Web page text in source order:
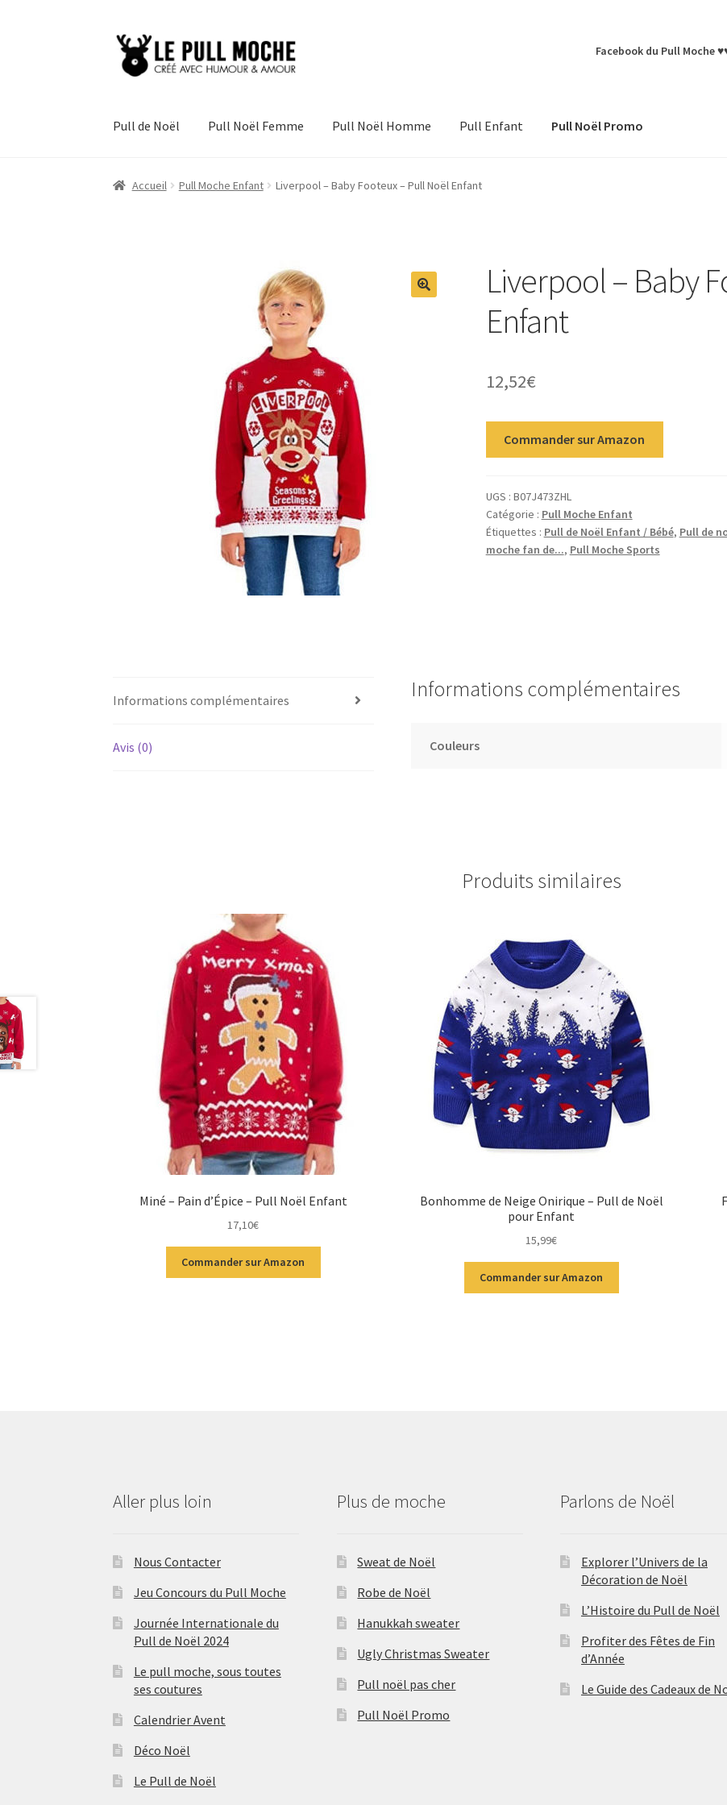
Aller
Aller
au
Facebook du Pull Moche
Pull de Noël Pull Noël Femme Pull Noël Homme Pull Enfant Pull Noël Promo
Accueil Pull Moche Enfant Liverpool – Baby Footeux – Pull Noël Enfant
Liverpool – Baby
Enfant
12,52€
Commander sur Amazon
UGS : B07J473ZHL
Catégorie : Pull Moche Enfant
Étiquettes : Pull de Noël Enfant / Bébé, Pull de
moche fan de..., Pull Moche Sports
Informations complémentaires
Avis (0)
Informations complémentaires
Couleurs
Produits similaires
Miné – Pain d’Épice – Pull Noël Enfant
17,10€
Commander sur Amazon
Bonhomme de Neige Onirique – Pull de Noël
pour Enfant
15,99€
Commander sur Amazon
Aller plus loin
Nous Contacter
Jeu Concours du Pull Moche
Journée Internationale du
Pull de Noël 2024
Le pull moche, sous toutes
ses coutures
Calendrier Avent
Déco Noël
Le Pull de Noël
Plus de moche
Sweat de Noël
Robe de Noël
Hanukkah sweater
Ugly Christmas Sweater
Pull noël pas cher
Pull Noël Promo
Parlons de Noël
Explorer l’Univers de la
Décoration de Noël
L’Histoire du Pull de Noël
Profiter des Fêtes de Fin
d’Année
Le Guide des Cadeaux de